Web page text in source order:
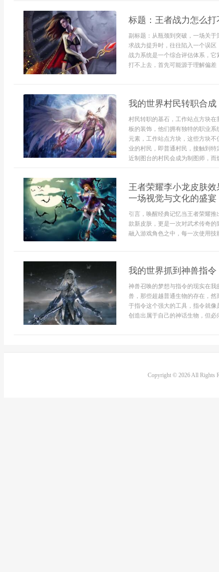
标题：王者战力怎么
副标题：从瓶颈到突破，一场关
求战力提升时，往往陷入一个误
战力系统是一个综合评估体系，
打不上去，首先可能源于理解偏差
我的世界村民转职合
村民转职的基石，工作站点方块
板的装饰，他们拥有独特的职业
元素，工作站点方块，这些方块
业的村民，即普通村民，接触到
近制图台的村民会成为制图师，而
王者荣耀李小龙皮肤
一场视觉与文化的盛宴
引言，唤醒经典记忆当王者荣耀
款新皮肤，更是一次对武术传奇
融入游戏角色之中，每一次使用技
我的世界抓到神兽指
神兽召唤的梦想与指令的现实在
兽，那些超越普通生物的存在，
于指令这个强大的工具，指令就
创造出属于自己的神话生物，但
Copyright © 2026 All Rights